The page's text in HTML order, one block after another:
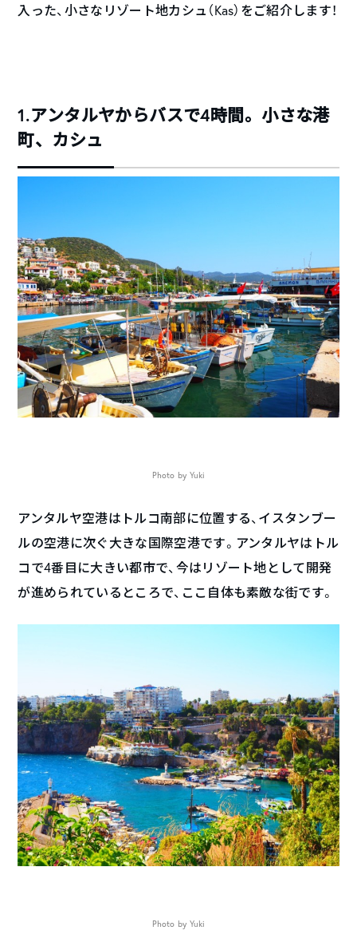
入った、小さなリゾート地カシュ（Kas）をご紹介します！
1.アンタルヤからバスで4時間。小さな港
町、カシュ
Photo by Yuki
アンタルヤ空港はトルコ南部に位置する、イスタンブー
ルの空港に次ぐ大きな国際空港です。アンタルヤはトル
コで4番目に大きい都市で、今はリゾート地として開発
が進められているところで、ここ自体も素敵な街です。
Photo by Yuki